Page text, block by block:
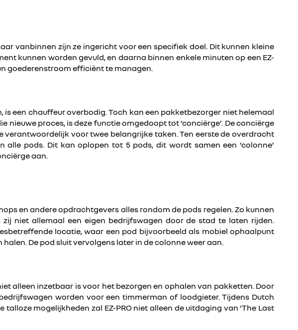
vanbinnen zijn ze ingericht voor een specifiek doel. Dit kunnen kleine
kunnen worden gevuld, en daarna binnen enkele minuten op een EZ-
goederenstroom efficiënt te managen.
een chauffeur overbodig. Toch kan een pakketbezorger niet helemaal
proces, is deze functie omgedoopt tot ‘conciërge’. De conciërge
voor twee belangrijke taken. Ten eerste de overdracht
pods. Dit kan oplopen tot 5 pods, dit wordt samen een ‘colonne’
aan.
en andere opdrachtgevers alles rondom de pods regelen. Zo kunnen
niet allemaal een eigen bedrijfswagen door de stad te laten rijden.
locatie, waar een pod bijvoorbeeld als mobiel ophaalpunt
De pod sluit vervolgens later in de colonne weer aan.
alleen inzetbaar is voor het bezorgen en ophalen van pakketten. Door
worden voor een timmerman of loodgieter. Tijdens Dutch
mogelijkheden zal EZ-PRO niet alleen de uitdaging van ‘The Last